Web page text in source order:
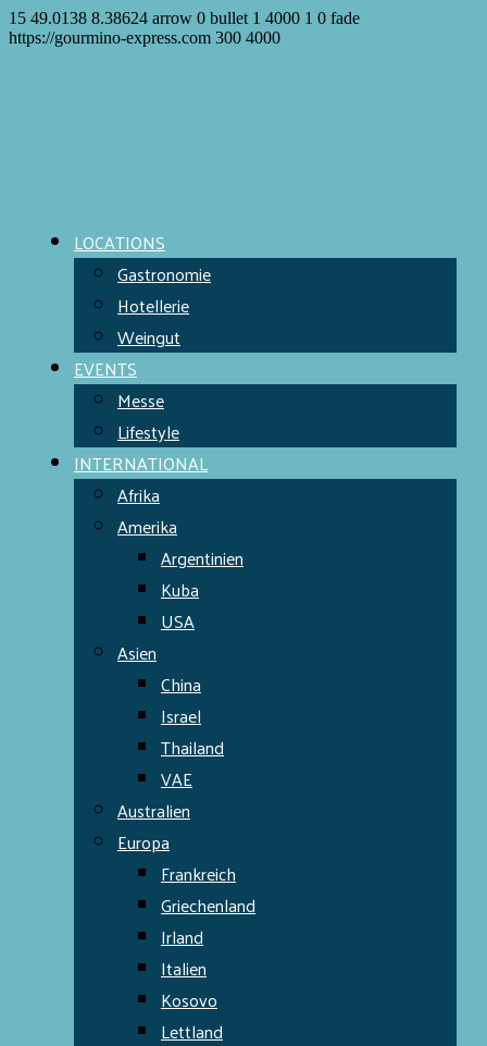
15 49.0138 8.38624 arrow 0 bullet 1 4000 1 0 fade
https://gourmino-express.com 300 4000
LOCATIONS
Gastronomie
Hotellerie
Weingut
EVENTS
Messe
Lifestyle
INTERNATIONAL
Afrika
Amerika
Argentinien
Kuba
USA
Asien
China
Israel
Thailand
VAE
Australien
Europa
Frankreich
Griechenland
Irland
Italien
Kosovo
Lettland